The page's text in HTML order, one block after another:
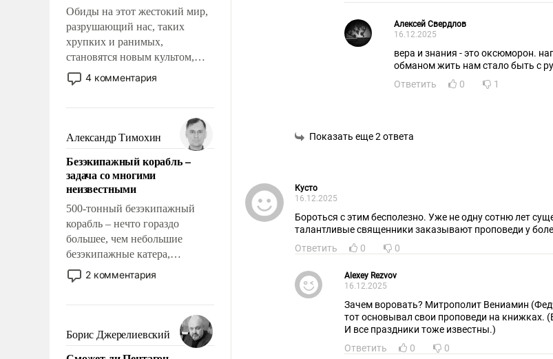
Обиды на этот жестокий мир,
разрушающий нас, таких
хрупких и ранимых,
становятся новым культом,
постепенно вытесняя и
отменяя традиционное
мужественным и твердым под
ударами судьбы, брать на себя
ответственность, помогать
слабым, идти вперед и
адаптироваться.
4 комментария
Александр Тимохин
Безэкипажный корабль –
задача со многими
неизвестными
500-тонный безэкипажный
корабль – нечто гораздо
большее, чем небольшие
безэкипажные катера,
применение которых уже
стало обыденностью. Задача по
сложна и амбициозна. Однако
и ее реализация радикально
поднимет наши боевые
2 комментария
Борис Джерелиевский
Алексей Свердлов
16.12.2025
вера и знания - это оксюморон.
обманом жить нам стало быть с
Ответить
0 1
Показать еще 2 ответа
Кусто
16.12.2025
Бороться с этим бесполезно. Уже не одну сотню лет существует практика, когда менее
талантливые священники заказывают проповеди у
Ответить
0 0
Alexey Rezvov
16.12.2025
Зачем воровать? Митрополит Вениамин
тот основывал свои проповеди на книжках.
И все праздники тоже известны.)
Ответить
0 0